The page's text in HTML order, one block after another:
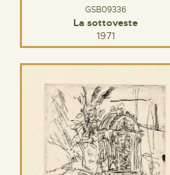
GSB09336
La sottoveste
1971